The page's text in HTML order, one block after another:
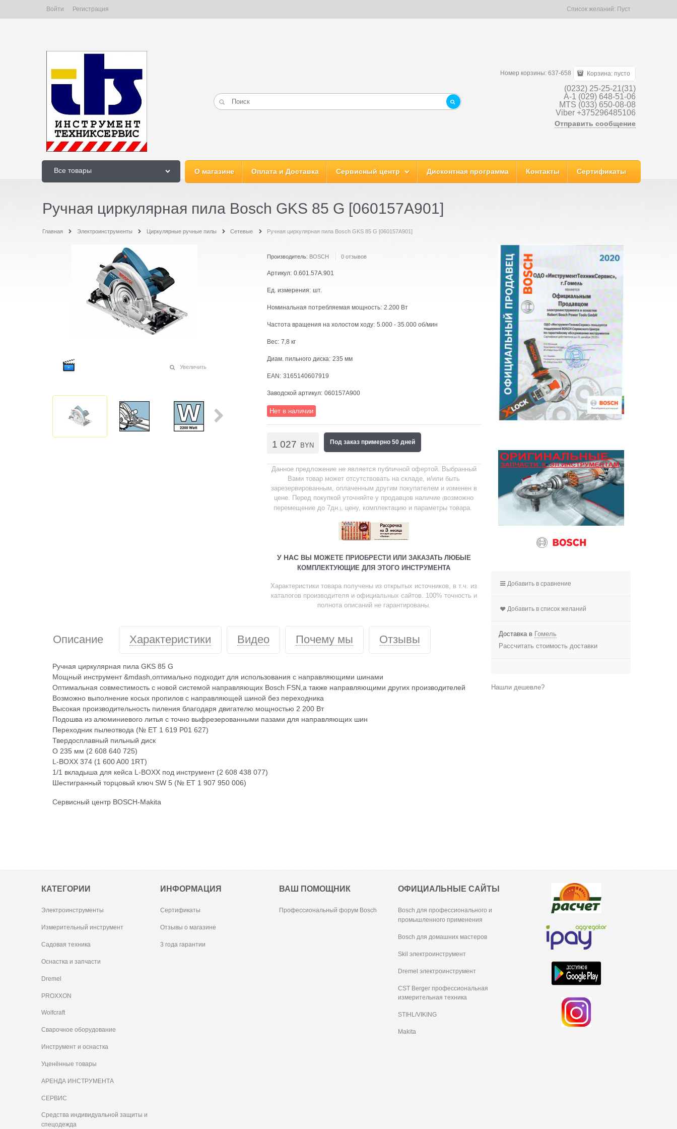
Войти Регистрация Список желаний: Пуст
Номер корзины: 637-658 Корзина: пусто
(0232) 25-25-21(31)
A-1 (029) 648-51-06
MTS (033) 650-08-08
Viber +375296485106
Отправить сообщение
Все товары О магазине Оплата и Доставка Сервисный центр Дисконтная программа Контакты Сертификаты
Ручная циркулярная пила Bosch GKS 85 G [060157A901]
Главная Электроинструменты Циркулярные ручные пилы Сетевые Ручная циркулярная пила Bosch GKS 85 G [060157A901]
Увеличить
Производитель: BOSCH 0 отзывов
Артикул: 0.601.57A.901
Ед. измерения: шт.
Номинальная потребляемая мощность: 2.200 Вт
Частота вращения на холостом ходу: 5.000 - 35.000 об/мин
Вес: 7,8 кг
Диам. пильного диска: 235 мм
EAN: 3165140607919
Заводской артикул: 060157A900
Нет в наличии
1 027 BYN Под заказ примерно 50 дней
Данное предложение не является публичной офертой. Выбранный
Вами товар может отсутствовать на складе, и/или быть
зарезервированным, оплаченным другим покупателем и изменен в
цене. Перед покупкой уточняйте у продавцов наличие(возможно
перемещение до 7дн .) , цену, комплектацию и параметры товара.
У НАС ВЫ МОЖЕТЕ ПРИОБРЕСТИ ИЛИ ЗАКАЗАТЬ ЛЮБЫЕ
КОМПЛЕКТУЮЩИЕ ДЛЯ ЭТОГО ИНСТРУМЕНТА
Характеристики товара получены из открытых источников, в т.ч. из
каталогов производителя и официальных сайтов. 100% точность и
полнота описаний не гарантированы.
Описание Характеристики Видео Почему мы Отзывы
Ручная циркулярная пила GKS 85 G
Мощный инструмент &mdash,оптимально подходит для использования с направляющими шинами
Оптимальная совместимость с новой системой направляющих Bosch FSN,а также направляющими других производителей
Возможно выполнение косых пропилов с направляющей шиной без переходника
Высокая производительность пиления благодаря двигателю мощностью 2 200 Вт
Подошва из алюминиевого литья с точно выфрезерованными пазами для направляющих шин
Переходник пылеотвода (№ ET 1 619 P01 627)
Твердосплавный пильный диск
O 235 мм (2 608 640 725)
L-BOXX 374 (1 600 A00 1RT)
1/1 вкладыша для кейса L-BOXX под инструмент (2 608 438 077)
Шестигранный торцовый ключ SW 5 (№ ET 1 907 950 006)
Сервисный центр BOSCH-Makita
Добавить в сравнение
Добавить в список желаний
Доставка в Гомель
Рассчитать стоимость доставки
Нашли дешевле?
КАТЕГОРИИ
Электроинструменты
Измерительный инструмент
Садовая техника
Оснастка и запчасти
Dremel
PROXXON
Wolfcraft
Сварочное оборудование
Инструмент и оснастка
Уценённые товары
АРЕНДА ИНСТРУМЕНТА
СЕРВИС
Средства индивидуальной защиты и
спецодежда
ИНФОРМАЦИЯ
Сертификаты
Отзывы о магазине
3 года гарантии
ВАШ ПОМОЩНИК
Профессиональный форум Bosch
ОФИЦИАЛЬНЫЕ САЙТЫ
Bosch для профессионального и
промышленного применения
Bosch для домашних мастеров
Skil электроинструмент
Dremel электроинструмент
CST Berger профессиональная
измерительная техника
STIHL/VIKING
Makita